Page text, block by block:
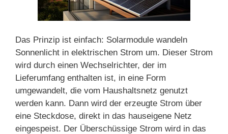
Das Prinzip ist einfach: Solarmodule wandeln
Sonnenlicht in elektrischen Strom um. Dieser Strom
wird durch einen Wechselrichter, der im
Lieferumfang enthalten ist, in eine Form
umgewandelt, die vom Haushaltsnetz genutzt
werden kann. Dann wird der erzeugte Strom über
eine Steckdose, direkt in das hauseigene Netz
eingespeist. Der Überschüssige Strom wird in das